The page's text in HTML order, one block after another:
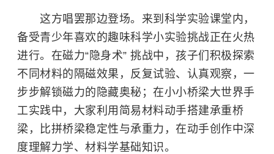
这方唱罢那边登场。来到科学实验课堂内，
备受青少年喜欢的趣味科学小实验挑战正在火热
进行。在磁力“隐身术” 挑战中，孩子们积极探索
不同材料的隔磁效果，反复试验、认真观察，一
步步解锁磁力的隐藏奥秘；在小小桥梁大世界手
工实践中，大家利用简易材料动手搭建承重桥
梁，比拼桥梁稳定性与承重力，在动手创作中深
度理解力学、材料学基础知识。